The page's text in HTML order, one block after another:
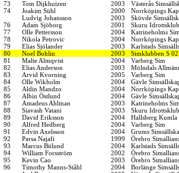
73
Tom Dijkhuizen 2003
Västerås
74
Joakim Sühl 2000
Norrköpings
Ludvig Johansson
2003
Skövde
76
Adam Sjöborg 2001
Skuru
77
Olle Pettersson 2004
Katrineholms
78
Nikola Petrovic 2004
Norrköpings
79
Elias Sjölander 2003
Karlstads
80
Noel Bohlin 2003
Simklubben S 02
81
Malte Almqvist 2004
Varberg Sim
82
Elias Anderson 2003
Mölndals
83
Arvid Kvorning 2005
Varberg Sim
84
Olle Wikholm 2004
Gävle
85
Aldin Mandzo 2004
Norrköpings
86
Albin Östlund 2004
Gävle
87
Amadeus Ahlman 2003
Katrineholms
88
Siavash Vatani 2003
Skuru
89
David Eriksson 2004
Hallsberg
90
Alfred Hedberg 2004
Varberg Sim
91
Edvin Axelsson 2004
Grums
92
Parsa Najafi 1999
Örebro
93
Marcus Bülund 2004
Karlstads
94
William Forsström 2002
Örebro
95
Kevin Cao 2003
Örebro
96
Timothy Manns-Ståhl 2004
Borlänge